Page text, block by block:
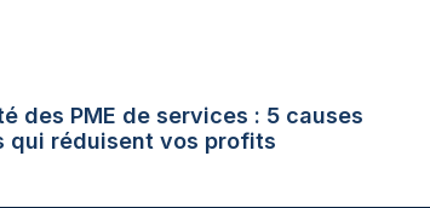
des PME de services : 5 causes
qui réduisent vos profits